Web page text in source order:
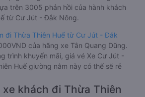
trên 3005 phản hồi của hành khách
từ Cư Jút - Đắk Nông.
đi Thừa Thiên Huế từ Cư Jút - Đắk
của hãng xe Tân Quang Dũng.
trình khuyến mãi, giá vé Xe Cư Jút -
Huế giường nằm này có thể sẽ rẻ
xe khách đi Thừa Thiên